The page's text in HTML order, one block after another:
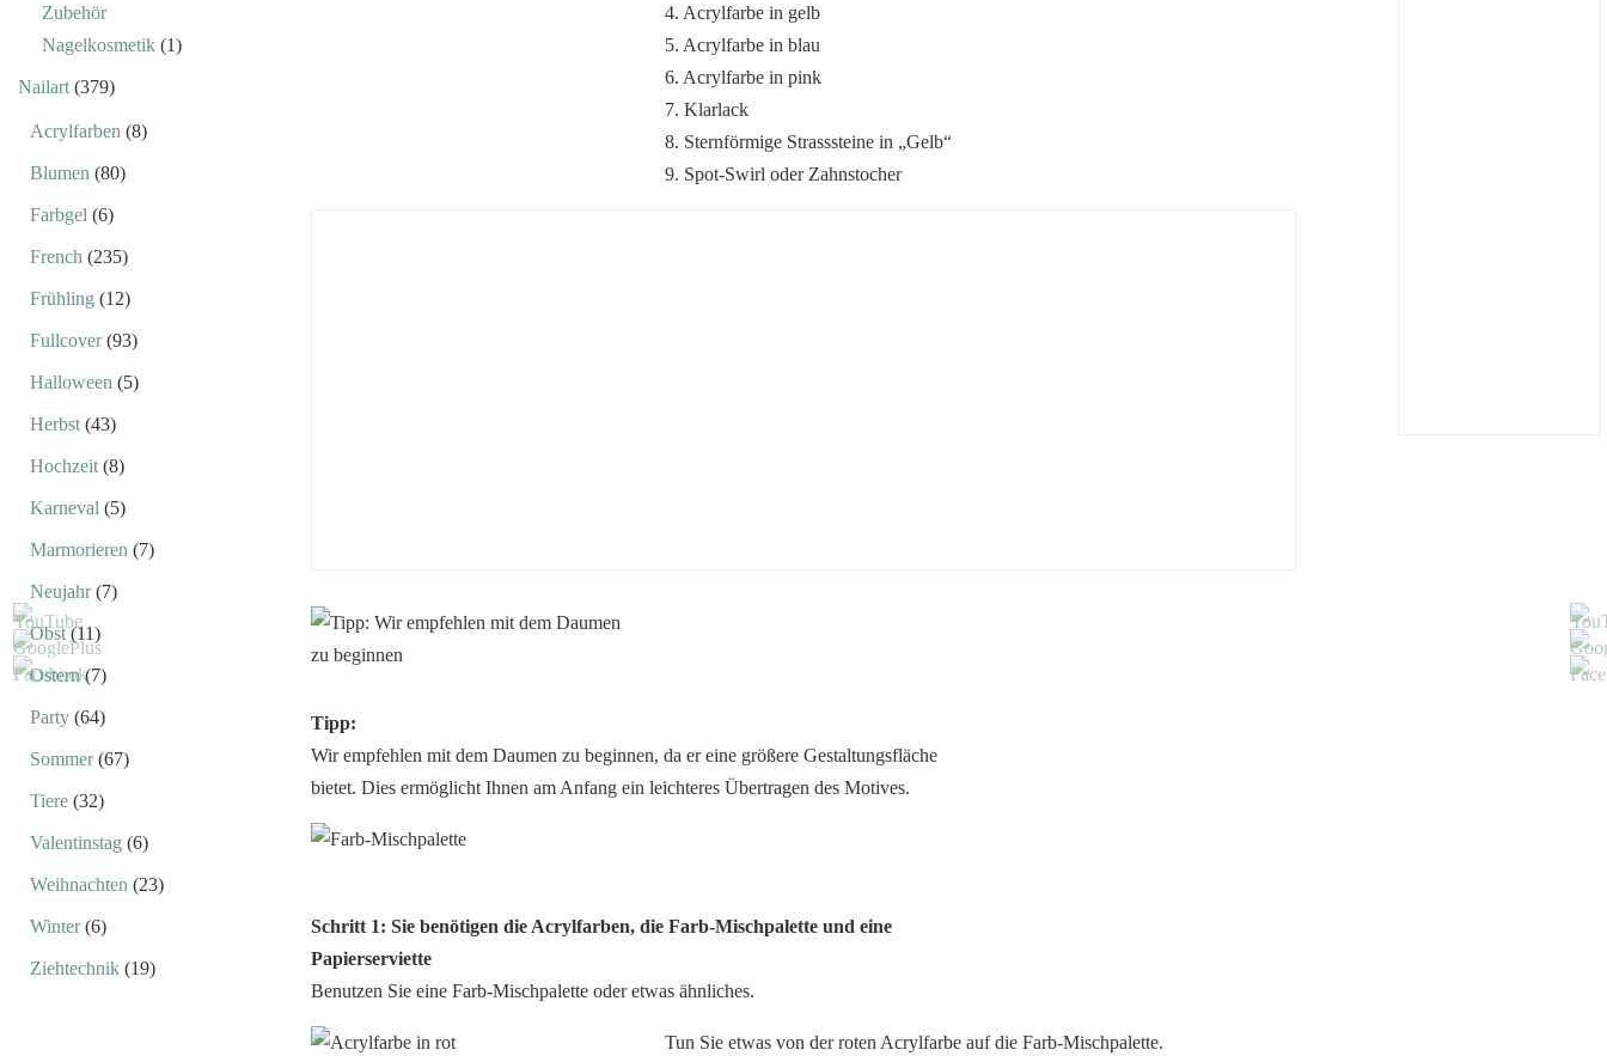
4. Acrylfarbe in gelb
5. Acrylfarbe in blau
6. Acrylfarbe in pink
7. Klarlack
8. Sternförmige Strasssteine in „Gelb“
9. Spot-Swirl oder Zahnstocher
Tipp:
Wir empfehlen mit dem Daumen zu beginnen, da er eine größere Gestaltungsfläche
bietet. Dies ermöglicht Ihnen am Anfang ein leichteres Übertragen des Motives.
Schritt 1: Sie benötigen die Acrylfarben, die Farb-Mischpalette und eine
Papierserviette
Benutzen Sie eine Farb-Mischpalette oder etwas ähnliches.
Tun Sie etwas von der roten Acrylfarbe auf die Farb-Mischpalette.
Zubehör
Nagelkosmetik (1)
Nailart (379)
Acrylfarben (8)
Blumen (80)
Farbgel (6)
French (235)
Frühling (12)
Fullcover(93)
Halloween (5)
Herbst (43)
Hochzeit (8)
Karneval (5)
Marmorieren (7)
Neujahr(7)
Obst(11)
Ostern(7)
Party (64)
Sommer(67)
Tiere (32)
Valentinstag (6)
Weihnachten (23)
Winter(6)
Ziehtechnik (19)